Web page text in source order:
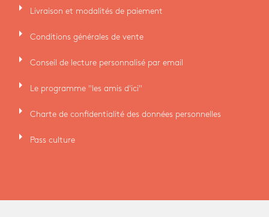
arrow_right Livraison et modalités de paiement
arrow_right Conditions générales de vente
arrow_right Conseil de lecture personnalisé par email
arrow_right Le programme "les amis d'ici"
arrow_right Charte de confidentialité des données personnelles
arrow_right Pass culture